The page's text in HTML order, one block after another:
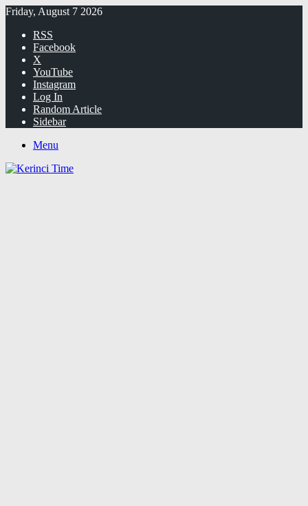
Friday, August 7 2026
RSS
Facebook
X
YouTube
Instagram
Log In
Random Article
Sidebar
Menu